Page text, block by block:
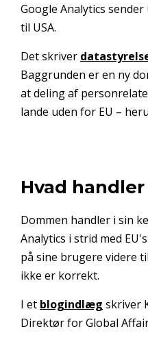
Google Analytics
til USA.
Det skriver
Baggrunden er en ny
at deling af
lande uden for EU –
Hvad
Dommen handler i sin
Analytics i strid med
på sine brugere videre
ikke er korrekt.
I et blogindlæg skriver
Direktør for Global